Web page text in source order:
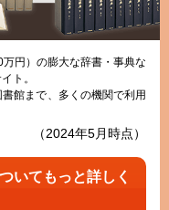
円）の膨大な辞書・事典な
ト。
館まで、多くの機関で利用
（2024年5月時点）
いてもっと詳しく